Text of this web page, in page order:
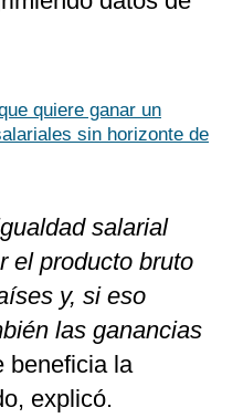
quiere ganar un
sin horizonte de
salarial
el producto bruto
y, si eso
las ganancias
beneficia la
explicó.